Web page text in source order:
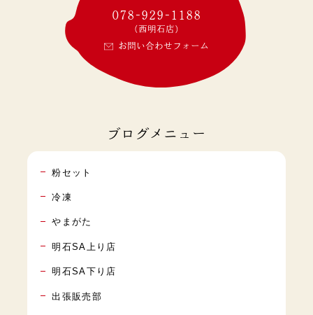
078-929-1188
(西明石店)
お問い合わせフォーム
ブログメニュー
粉セット
冷凍
やまがた
明石SA上り店
明石SA下り店
出張販売部